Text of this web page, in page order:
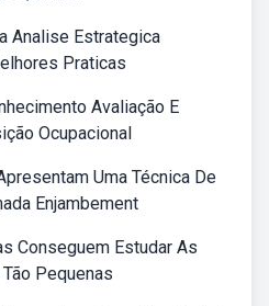
Analise Estrategica
Praticas
Avaliação E
Ocupacional
Uma Técnica De
Enjambement
Conseguem Estudar As
Pequenas